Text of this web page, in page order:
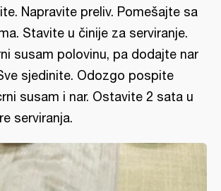
Napravite preliv. Pomešajte sa
Stavite u činije za serviranje.
susam polovinu, pa dodajte nar
sjedinite. Odozgo pospite
susam i nar. Ostavite 2 sata u
serviranja.